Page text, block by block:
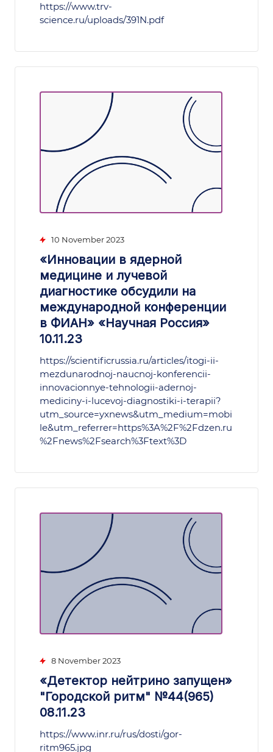
https://www.trv-
science.ru/uploads/391N.pdf
10 November 2023
«Инновации в ядерной
медицине и лучевой
диагностике обсудили на
международной конференции
в ФИАН» «Научная Россия»
10.11.23
https://scientificrussia.ru/articles/itogi-ii-
mezdunarodnoj-naucnoj-konferencii-
innovacionnye-tehnologii-adernoj-
mediciny-i-lucevoj-diagnostiki-i-terapii?
utm_source=yxnews&utm_medium=mobi
le&utm_referrer=https%3A%2F%2Fdzen.ru
%2Fnews%2Fsearch%3Ftext%3D
8 November 2023
«Детектор нейтрино запущен»
"Городской ритм" №44(965)
08.11.23
https://www.inr.ru/rus/dosti/gor-
ritm965.jpg